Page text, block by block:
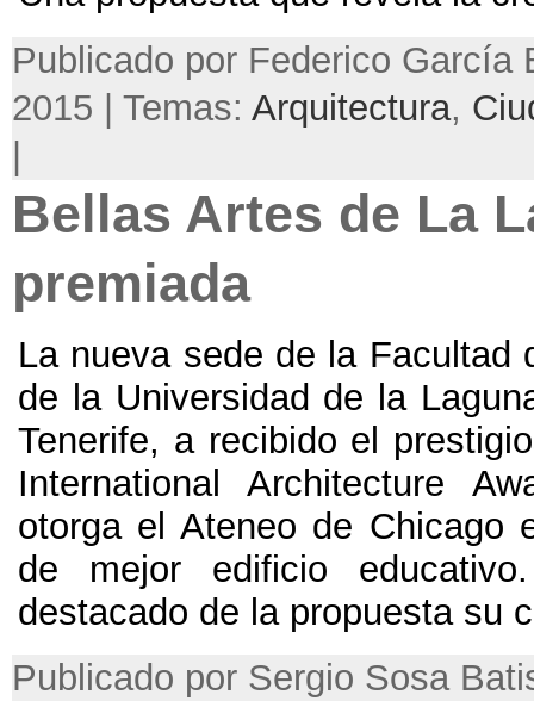
Publicado por Federico García
2015 | Temas: Arquitectura,
Bellas Artes de La
premiada
La nueva sede de la Facultad
de la Universidad de la
Tenerife, a recibido el
International Architecture
otorga el Ateneo de Chicago
de mejor edificio
destacado de la propuesta su
Publicado por Sergio Sosa